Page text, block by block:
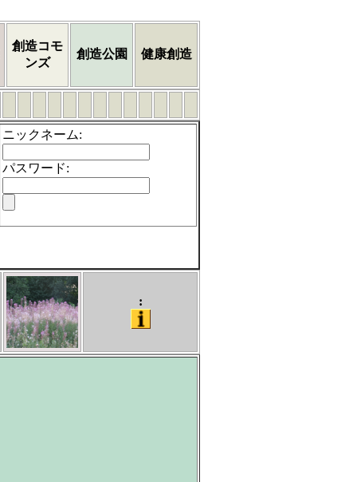
創造コモ
ンズ
創造公園 健康創造
ニックネーム:
パスワード:
: